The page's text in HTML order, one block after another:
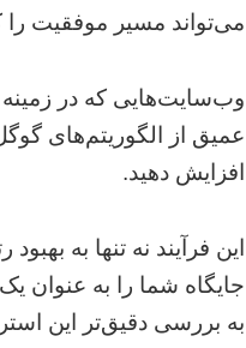
می‌تواند مسیر موفقیت را
وب‌سایت‌هایی که در
عمیق از الگوریتم‌های
افزایش دهید.
این فرآیند نه تنها به
جایگاه شما را به عنوان
به بررسی دقیق‌تر این